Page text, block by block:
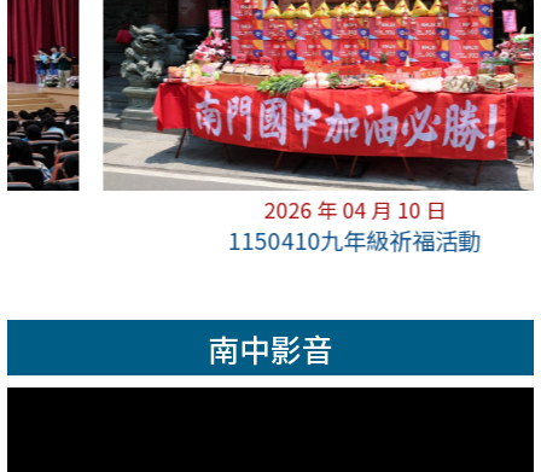
2026 年 04 月 10 日
1150410九年級祈福活動
南中影音